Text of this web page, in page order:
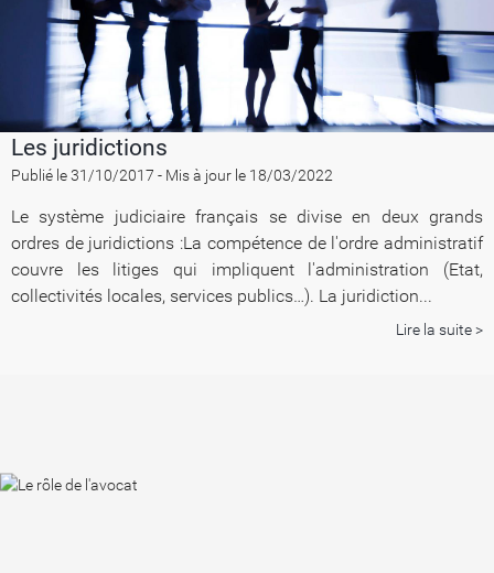
Les juridictions
Publié le 31/10/2017 - Mis à jour le 18/03/2022
Le système judiciaire français se divise en deux grands
ordres de juridictions :La compétence de l'ordre administratif
couvre les litiges qui impliquent l'administration (Etat,
collectivités locales, services publics…). La juridiction...
Lire la suite >